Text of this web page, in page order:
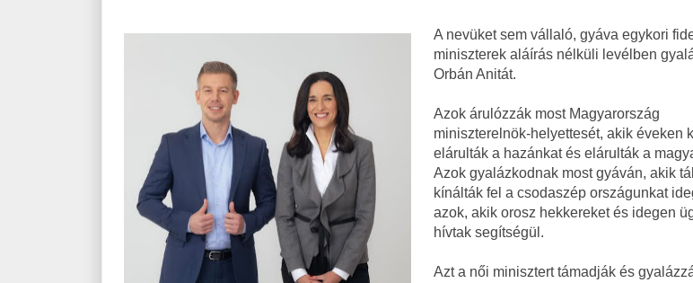
A nevüket sem vállaló, gyáva egykori
miniszterek aláírás nélküli levélben
Orbán Anitát.
Azok árulózzák most Magyarország
miniszterelnök-helyettesét, akik éveken
elárulták a hazánkat és elárulták a
Azok gyalázkodnak most gyáván, akik
kínálták fel a csodaszép országunkat
azok, akik orosz hekkereket és idegen
hívtak segítségül.
Azt a női minisztert támadják és